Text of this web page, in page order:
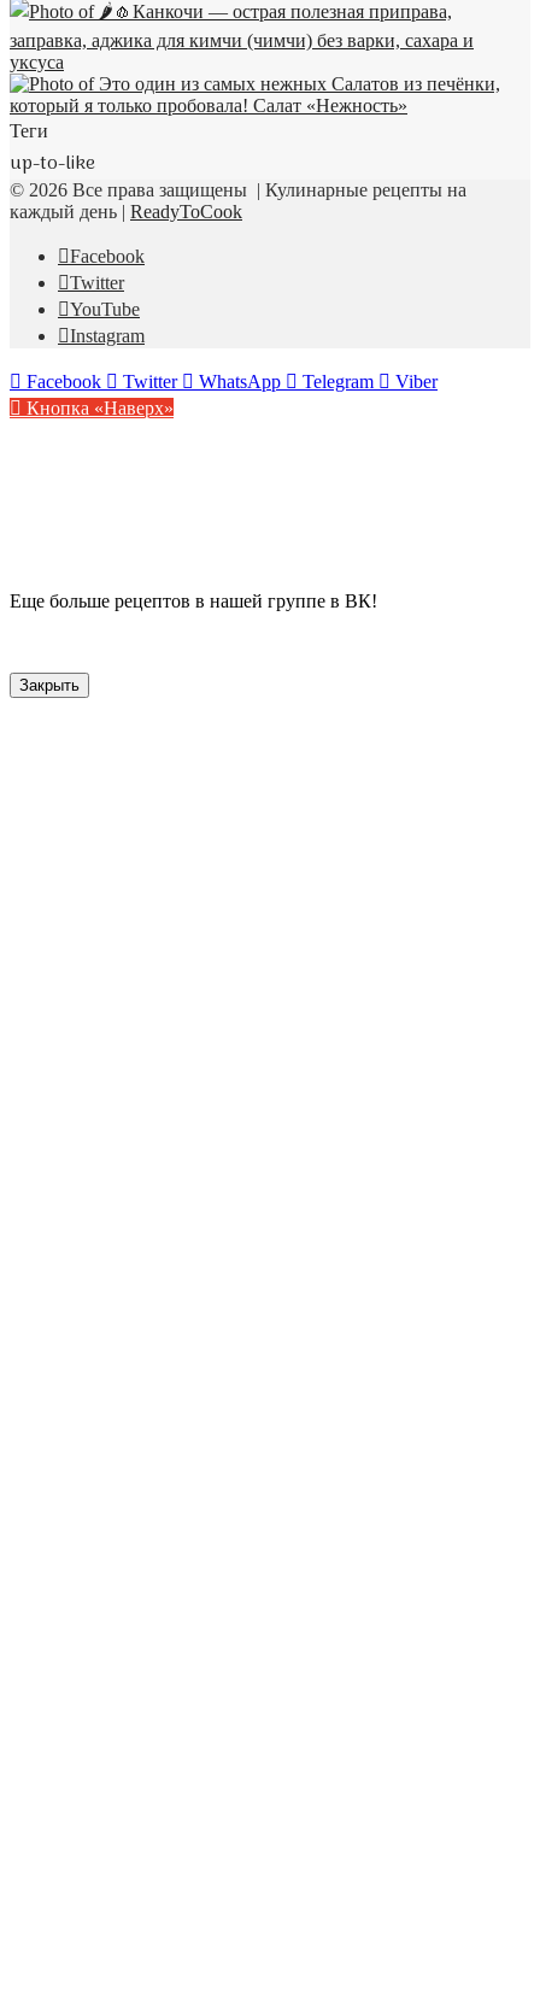
Теги
up-to-like
© 2026 Все права защищены | Кулинарные рецепты на
каждый день | ReadyToCook
Facebook
Twitter
YouTube
Instagram
Facebook Twitter WhatsApp Telegram
Viber
Кнопка «Наверх»
Еще больше рецептов в нашей группе в ВК!
Закрыть